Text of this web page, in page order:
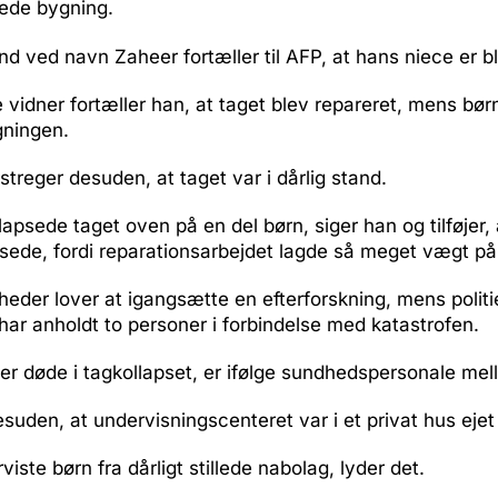
bygning.
ved navn Zaheer fortæller til AFP, at hans niece er
vidner fortæller han, at taget blev repareret, mens
desuden, at taget var i dårlig stand.
taget oven på en del børn, siger han og tilføjer,
fordi reparationsarbejdet lagde så meget vægt
lover at igangsætte en efterforskning, mens
anholdt to personer i forbindelse med katastrofen.
døde i tagkollapset, er ifølge sundhedspersonale
at undervisningscenteret var i et privat hus
børn fra dårligt stillede nabolag, lyder det.